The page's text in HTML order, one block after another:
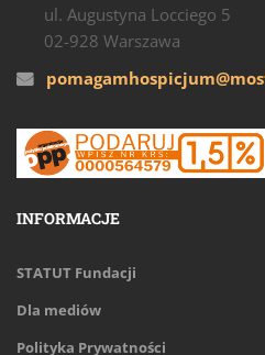
ul. Augustyna Locciego 5
02-928 Warszawa
INFORMACJE
STATUT Fundacji
Dla mediów
Polityka Prywatności